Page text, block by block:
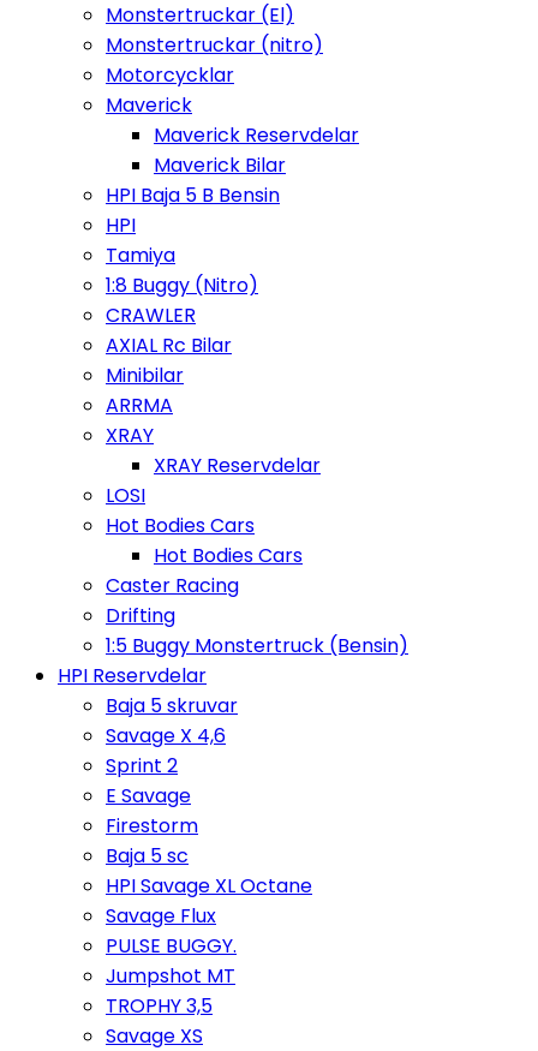
Monstertruckar (El)
Monstertruckar (nitro)
Motorcycklar
Maverick
Maverick Reservdelar
Maverick Bilar
HPI Baja 5 B Bensin
HPI
Tamiya
1:8 Buggy (Nitro)
CRAWLER
AXIAL Rc Bilar
Minibilar
ARRMA
XRAY
XRAY Reservdelar
LOSI
Hot Bodies Cars
Hot Bodies Cars
Caster Racing
Drifting
1:5 Buggy Monstertruck (Bensin)
HPI Reservdelar
Baja 5 skruvar
Savage X 4,6
Sprint 2
E Savage
Firestorm
Baja 5 sc
HPI Savage XL Octane
Savage Flux
PULSE BUGGY.
Jumpshot MT
TROPHY 3,5
Savage XS